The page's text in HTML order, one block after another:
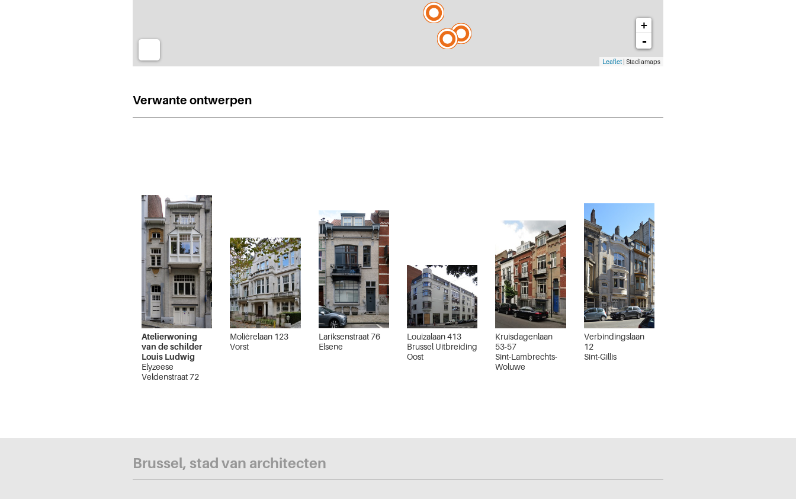
+
-
Leaflet | Stadiamaps
Verwante ontwerpen
Atelierwoning
van de schilder
Louis Ludwig
Elyzeese
Veldenstraat 72
Molièrelaan 123
Vorst
Lariksenstraat 76
Elsene
Louizalaan 413
Brussel Uitbreiding
Oost
Kruisdagenlaan
53-57
Sint-Lambrechts-
Woluwe
Verbindingslaan
12
Sint-Gillis
Brussel, stad van architecten